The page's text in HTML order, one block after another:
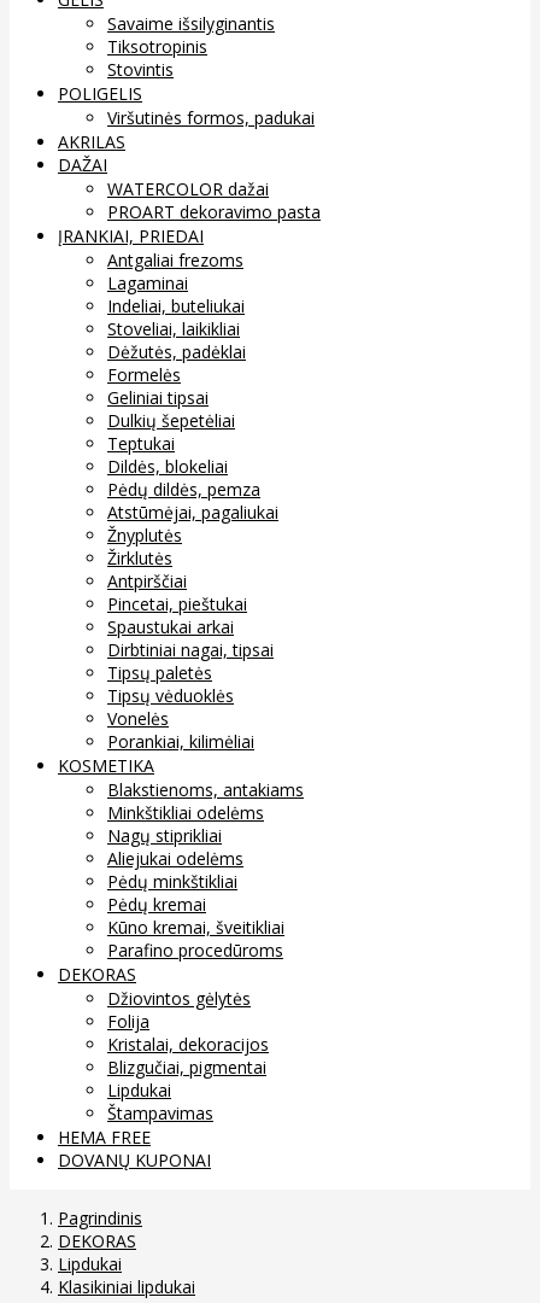
Savaime išsilyginantis
Tiksotropinis
Stovintis
POLIGELIS
Viršutinės formos, padukai
AKRILAS
DAŽAI
WATERCOLOR dažai
PROART dekoravimo pasta
ĮRANKIAI, PRIEDAI
Antgaliai frezoms
Lagaminai
Indeliai, buteliukai
Stoveliai, laikikliai
Dėžutės, padėklai
Formelės
Geliniai tipsai
Dulkių šepetėliai
Teptukai
Dildės, blokeliai
Pėdų dildės, pemza
Atstūmėjai, pagaliukai
Žnyplutės
Žirklutės
Antpirščiai
Pincetai, pieštukai
Spaustukai arkai
Dirbtiniai nagai, tipsai
Tipsų paletės
Tipsų vėduoklės
Vonelės
Porankiai, kilimėliai
KOSMETIKA
Blakstienoms, antakiams
Minkštikliai odelėms
Nagų stiprikliai
Aliejukai odelėms
Pėdų minkštikliai
Pėdų kremai
Kūno kremai, šveitikliai
Parafino procedūroms
DEKORAS
Džiovintos gėlytės
Folija
Kristalai, dekoracijos
Blizgučiai, pigmentai
Lipdukai
Štampavimas
HEMA FREE
DOVANŲ KUPONAI
Pagrindinis
DEKORAS
Lipdukai
Klasikiniai lipdukai